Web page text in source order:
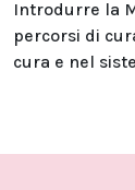
Introdurre la
percorsi di
cura e nel